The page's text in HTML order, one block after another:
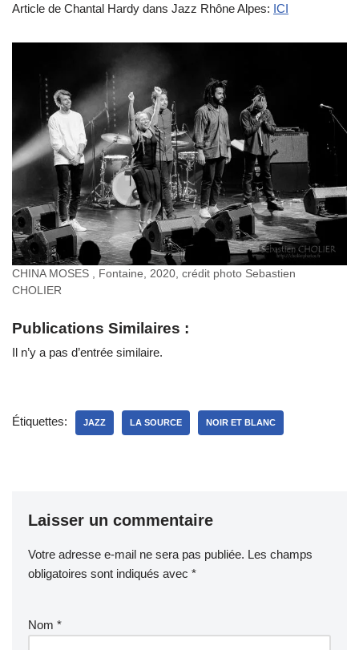
Article de Chantal Hardy dans Jazz Rhône Alpes: ICI
CHINA MOSES , Fontaine, 2020, crédit photo Sebastien
CHOLIER
Publications Similaires :
Il n’y a pas d’entrée similaire.
Étiquettes: JAZZ LA SOURCE NOIR ET BLANC
Laisser un commentaire
Votre adresse e-mail ne sera pas publiée. Les champs
obligatoires sont indiqués avec *
Nom *